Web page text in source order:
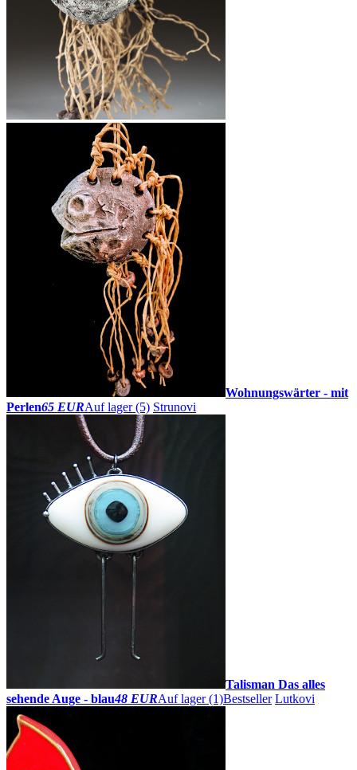
Wohnungswärter - mit
Perlen65 EURAuf lager (5) Strunovi
Talisman Das alles
sehende Auge - blau48 EURAuf lager (1)Bestseller Lutkovi